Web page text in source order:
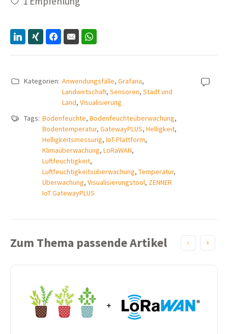
Kategorien: Anwendungsfälle, Grafana,
Landwirtschaft, Sensoren, Stadt und
Land, Visualisierung
Tags: Bodenfeuchte, Bodenfeuchteüberwachung,
Bodentemperatur, GatewayPLUS, Helligkeit,
Helligkeitsmessung, IoT-Plattform,
Klimaüberwachung, LoRaWAN,
Luftfeuchtigkeit,
Luftfeuchtigkeitsüberwachung, Temperatur,
Überwachung, Visualisierungstool, ZENNER
IoT GatewayPLUS
Zum Thema passende Artikel